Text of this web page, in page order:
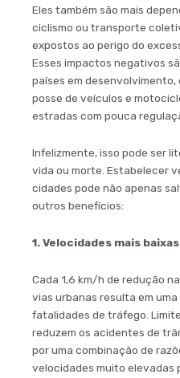
Eles também são mais
ciclismo ou transporte
expostos ao perigo do
Esses impactos negativos
países em desenvolvimento,
posse de veículos e
estradas com pouca
Infelizmente, isso pode ser
vida ou morte. Estabelecer
cidades pode não apenas
outros benefícios:
1. Velocidades mais
Cada 1,6 km/h de redução
vias urbanas resulta em uma
fatalidades de tráfego.
reduzem os acidentes de
por uma combinação de
velocidades muito elevadas